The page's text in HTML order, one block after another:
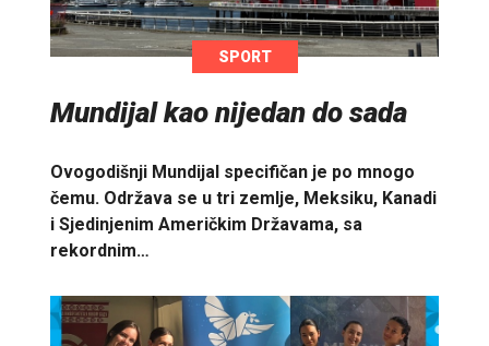
SPORT
Mundijal kao nijedan do sada
Ovogodišnji Mundijal specifičan je po mnogo
čemu. Održava se u tri zemlje, Meksiku, Kanadi
i Sjedinjenim Američkim Državama, sa
rekordnim…